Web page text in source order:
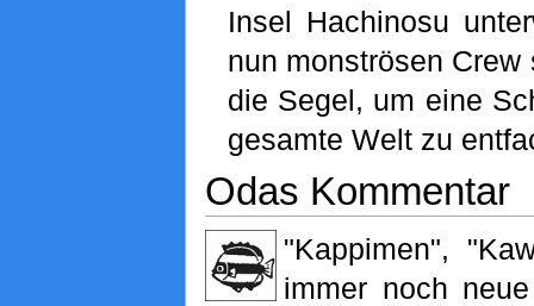
Insel Hachinosu
nun monströsen
die Segel, um eine
gesamte Welt zu
Odas Kommentar
"Kappimen",
immer noch